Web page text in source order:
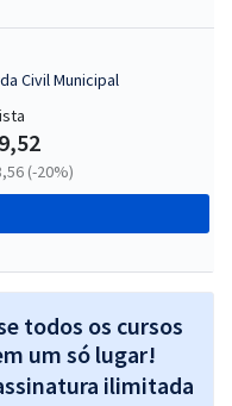
Civil Municipal
(-20%)
todos os cursos
um só lugar!